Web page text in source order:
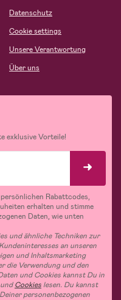
Datenschutz
Cookie settings
Unsere Verantwortung
Über uns
exklusive Vorteile!
Rabattcodes,
erhalten und stimme
Daten, wie unten
und ähnliche Techniken zur
an unseren
und Inhaltsmarketing
die Verwendung und den
und Cookies kannst Du in
Cookies lesen. Du kannst
personenbezogenen